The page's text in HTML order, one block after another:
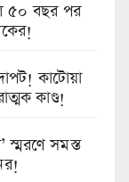
৫০ বছর পর
কাটোয়া
কাণ্ড!
স্মরণে সমস্ত